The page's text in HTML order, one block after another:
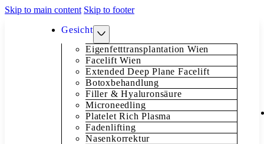
Skip to main content Skip to footer
Gesicht
Eigenfetttransplantation Wien
Facelift Wien
Extended Deep Plane Facelift
Botoxbehandlung
Filler & Hyaluronsäure
Microneedling
Platelet Rich Plasma
Fadenlifting
Nasenkorrektur